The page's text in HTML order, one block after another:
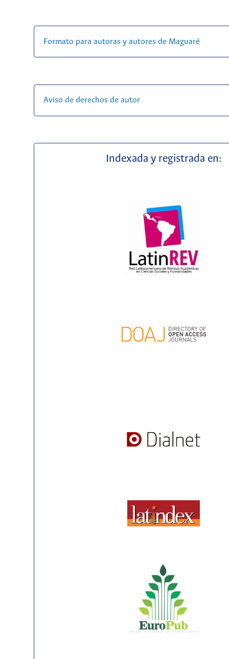
Formato para autoras y autores de Maguaré
Aviso de derechos de autor
Indexada y registrada en: